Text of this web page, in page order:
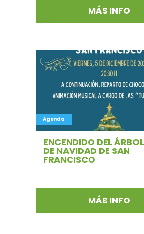
MÁS INFO
Agenda
ENCENDIDO DEL ÁRBOL
DE NAVIDAD DE SAN
FRANCISCO
MÁS INFO